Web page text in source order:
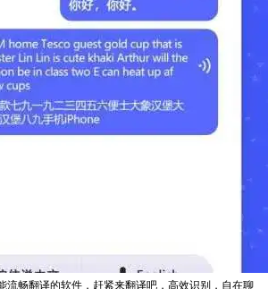
流畅翻译的软件，赶紧来翻译吧，高效识别，自在聊